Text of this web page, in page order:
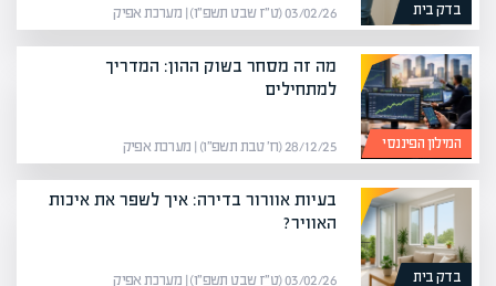
בדק בית 03/02/26 (ט״ז שבט תשפ״ו) | מערכת אפיק
המילון הפיננסי
מה זה מסחר בשוק ההון: המדריך
למתחילים
28/12/25 (ח׳ טבת תשפ״ו) | מערכת אפיק
בדק בית
בעיות אוורור בדירה: איך לשפר את איכות
האוויר?
03/02/26 (ט״ז שבט תשפ״ו) | מערכת אפיק